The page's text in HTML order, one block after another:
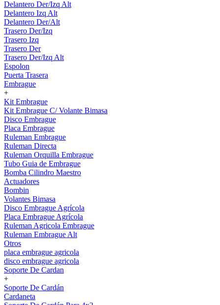
Delantero Der/Izq Alt
Delantero Izq Alt
Delantero Der/Alt
Trasero Der/Izq
Trasero Izq
Trasero Der
Trasero Der/Izq Alt
Espolon
Puerta Trasera
Embrague
+
Kit Embrague
Kit Embrague C/ Volante Bimasa
Disco Embrague
Placa Embrague
Ruleman Embrague
Ruleman Directa
Ruleman Orquilla Embrague
Tubo Guia de Embrague
Bomba Cilindro Maestro
Actuadores
Bombin
Volantes Bimasa
Disco Embrague Agrícola
Placa Embrague Agrícola
Ruleman Agricola Embrague
Ruleman Embrague Alt
Otros
placa embrague agricola
disco embrague agricola
Soporte De Cardan
+
Soporte De Cardán
Cardaneta